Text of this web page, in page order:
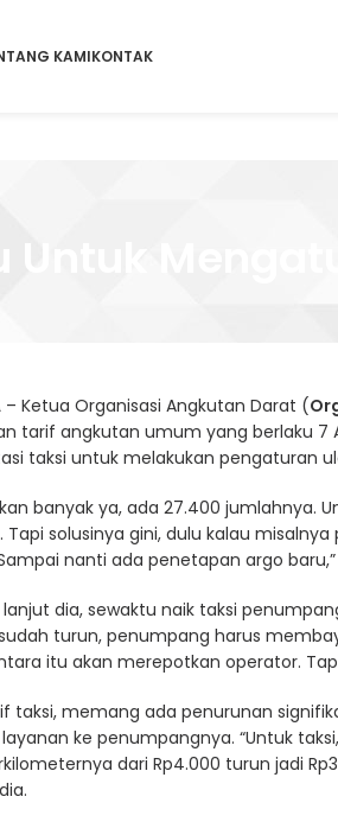
KAMIKONTAK
Untuk
– Ketua Organisasi Angkutan Darat (
tarif angkutan umum yang berlaku 7
taksi untuk melakukan pengaturan
kan banyak ya, ada 27.400
Tapi solusinya gini, dulu kalau
nanti ada penetapan argo
lanjut dia, sewaktu naik taksi
turun, penumpang harus
itu akan merepotkan operator.
taksi, memang ada penurunan
ke penumpangnya. “‎Untuk
dari Rp4.000 turun jadi